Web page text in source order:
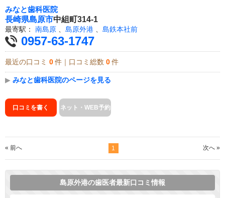
みなと歯科医院
長崎県島原市中組町314-1
最寄駅： 南島原 、 島原外港 、 島鉄本社前
0957-63-1747
最近の口コミ 0 件｜口コミ総数 0 件
▶ みなと歯科医院のページを見る
口コミを書く ネット・WEB予約
« 前へ 1 次へ »
島原外港の歯医者最新口コミ情報